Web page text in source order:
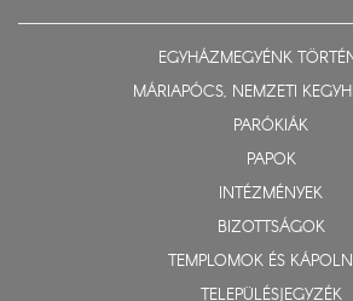
EGYHÁZMEGYÉNK
MÁRIAPÓCS, NEMZETI
PARÓKIÁK
PAPOK
INTÉZMÉNYEK
BIZOTTSÁGOK
TEMPLOMOK ÉS
TELEPÜLÉSJEGYZÉK